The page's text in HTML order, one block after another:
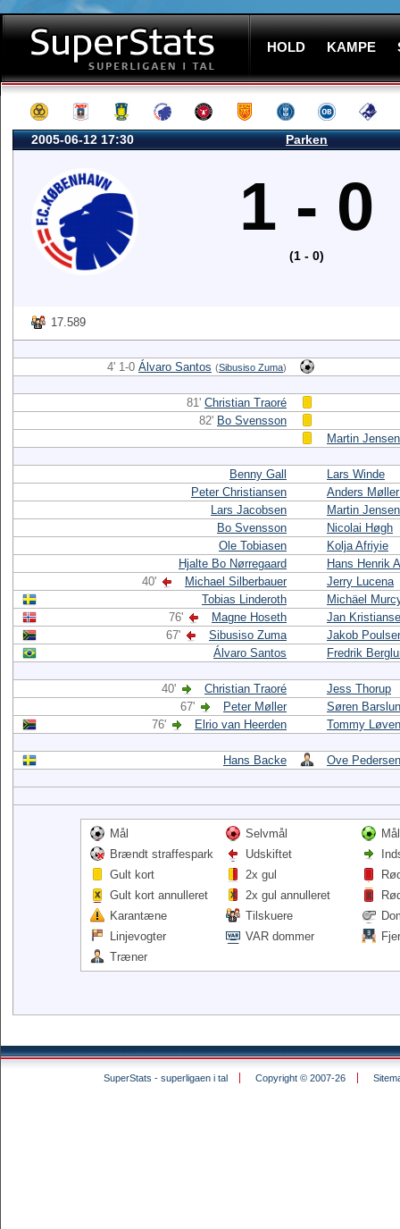
HOLD KAMPE
2005-06-12 17:30 Parken
1 - 0
(1 - 0)
17.589
4' 1-0 Álvaro Santos (Sibusiso Zuma)
81' Christian Traoré
82' Bo Svensson
Martin Jensen
Benny Gall
Lars Winde
Peter Christiansen
Anders
Lars Jacobsen
Martin Jensen
Bo Svensson
Nicolai Høgh
Ole Tobiasen
Kolja Afriyie
Hjalte Bo Nørregaard
Hans Henrik
40'
Michael Silberbauer
Jerry Lucena
Tobias Linderoth
Michäel
76'
Magne Hoseth
Jan
67'
Sibusiso Zuma
Jakob
Álvaro Santos
Fredrik
40' Christian Traoré
Jess Thorup
67'
Peter Møller
Søren
76'
Elrio van Heerden Tommy
Hans Backe Ove Pedersen
Mål Selvmål
Brændt straffespark
Udskiftet
Gult kort
2x gul
Gult kort annulleret
2x gul annulleret
Karantæne
Tilskuere
Linjevogter
VAR dommer
Træner
SuperStats - superligaen i tal Copyright © 2007-26